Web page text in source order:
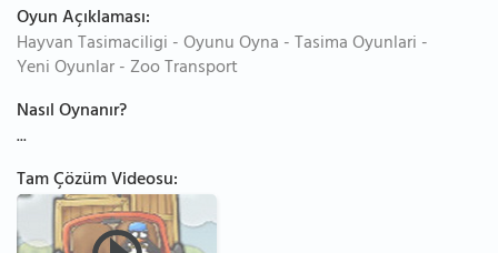
Oyun Açıklaması:
Hayvan Tasimaciligi - Oyunu Oyna - Tasima Oyunlari -
Yeni Oyunlar - Zoo Transport
Nasıl Oynanır?
...
Tam Çözüm Videosu: